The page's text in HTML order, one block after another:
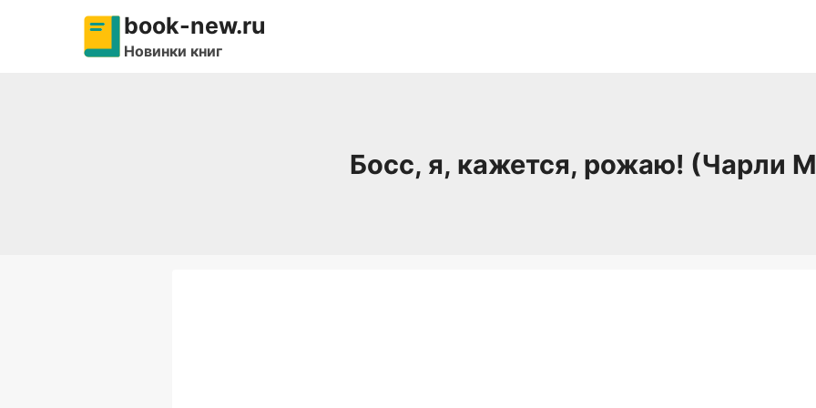
содержимому
book-new.ru
Новинки книг
Босс, я, кажется, рожаю! (Чарли